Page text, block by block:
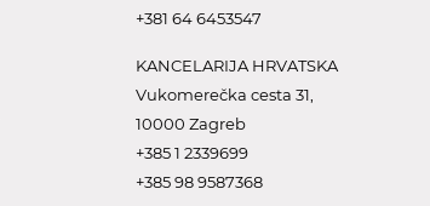
+381 64 6453547
KANCELARIJA HRVATSKA
Vukomerečka cesta 31,
10000 Zagreb
+385 1 2339699
+385 98 9587368